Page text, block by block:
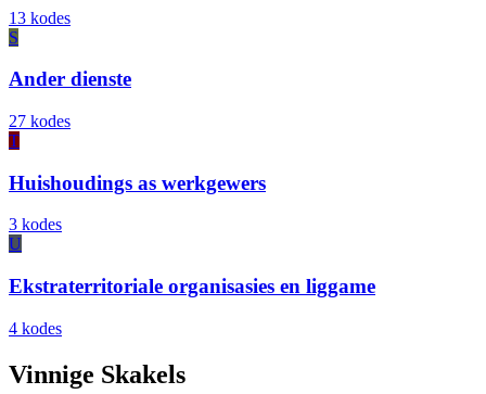
13 kodes
S
Ander dienste
27 kodes
T
Huishoudings as werkgewers
3 kodes
U
Ekstraterritoriale organisasies en liggame
4 kodes
Vinnige Skakels